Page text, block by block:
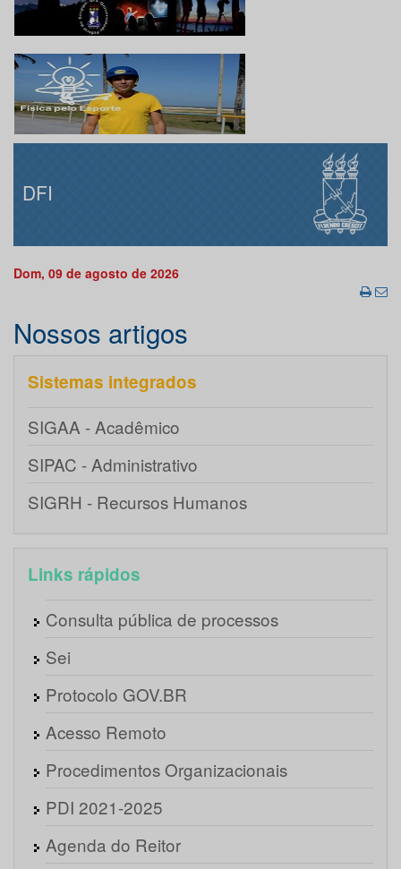
DFI
Dom, 09 de agosto de 2026
Nossos artigos
Sistemas integrados
SIGAA - Acadêmico
SIPAC - Administrativo
SIGRH - Recursos Humanos
Links rápidos
Consulta pública de processos
Sei
Protocolo GOV.BR
Acesso Remoto
Procedimentos Organizacionais
PDI 2021-2025
Agenda do Reitor